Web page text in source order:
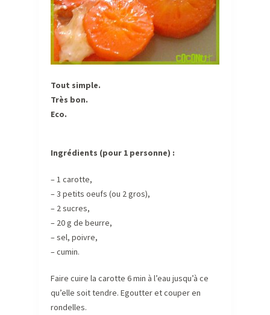
Tout simple.
Très bon.
Eco.
Ingrédients (pour 1 personne) :
– 1 carotte,
– 3 petits oeufs (ou 2 gros),
– 2 sucres,
– 20 g de beurre,
– sel, poivre,
– cumin.
Faire cuire la carotte 6 min à l’eau jusqu’à ce
qu’elle soit tendre. Egoutter et couper en
rondelles.